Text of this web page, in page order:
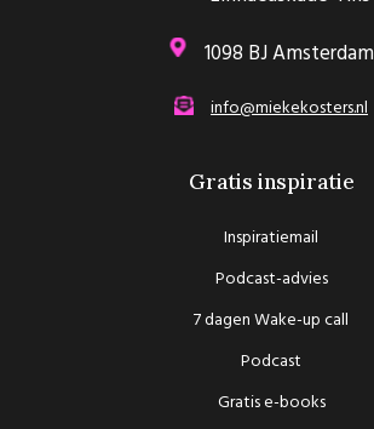
1098 BJ Amsterdam
info@miekekosters.nl
Gratis inspiratie
Inspiratiemail
Podcast-advies
7 dagen Wake-up call
Podcast
Gratis e-books